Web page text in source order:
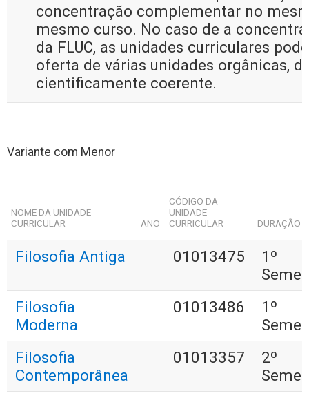
concentração complementar no
mesmo curso. No caso de a
da FLUC, as unidades curriculares
oferta de várias unidades orgânicas,
cientificamente coerente.
Variante com Menor
NOME DA UNIDADE
CURRICULAR
ANO
CÓDIGO DA
UNIDADE
CURRICULAR
DURAÇÃO
Filosofia Antiga 01013475
1º
Filosofia
Moderna
01013486
1º
Filosofia
Contemporânea
01013357
2º